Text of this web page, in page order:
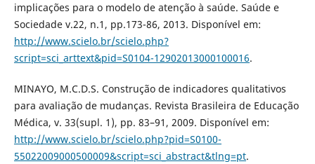
implicações para o modelo de atenção à saúde. Saúde e
Sociedade v.22, n.1, pp.173-86, 2013. Disponível em:
http://www.scielo.br/scielo.php?
script=sci_arttext&pid=S0104-12902013000100016.
MINAYO, M.C.D.S. Construção de indicadores qualitativos
para avaliação de mudanças. Revista Brasileira de Educação
Médica, v. 33(supl. 1), pp. 83–91, 2009. Disponível em:
http://www.scielo.br/scielo.php?pid=S0100-
55022009000500009&script=sci_abstract&tlng=pt.